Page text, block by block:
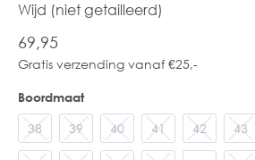
Wijd (niet getailleerd)
69,95
Gratis verzending vanaf €25,-
Boordmaat
38 39 40 41 42 43